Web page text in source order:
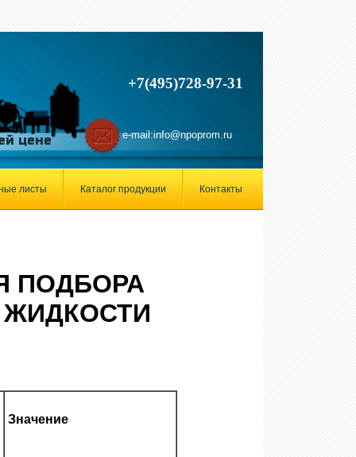
цене
+7(495)728-97-31
e-mail:info@npoprom.ru
листы Каталог продукции Контакты
ПОДБОРА
Значение